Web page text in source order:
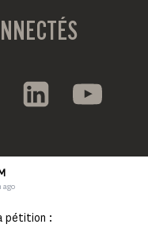
ago
pétition :